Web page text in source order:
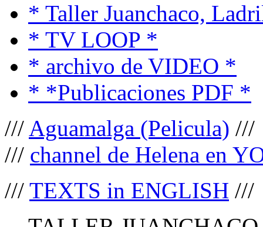
* Taller Juanchaco,
* TV LOOP *
* archivo de VIDEO *
* *Publicaciones PDF *
/// Aguamalga (Pelicula) ///
/// channel de Helena en
/// TEXTS in ENGLISH ///